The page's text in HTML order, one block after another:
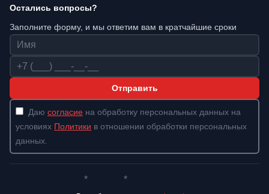
Остались вопросы?
Заполните форму, и мы ответим вам в кратчайшие сроки
Имя
Телефон
Отправить
Даю согласие на обработку персональных данных на
условиях Политики в отношении обработки персональных
данных.
* *